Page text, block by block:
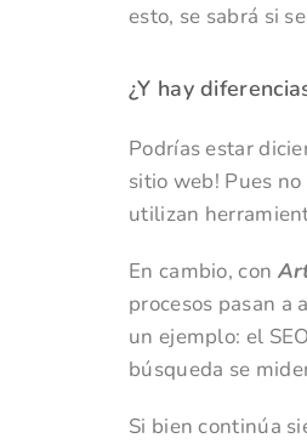
esto, se sabrá si
¿Y hay
Podrías estar
sitio web! Pues
utilizan
En cambio, con
procesos pasan a
un ejemplo: el
búsqueda se
Si bien continúa